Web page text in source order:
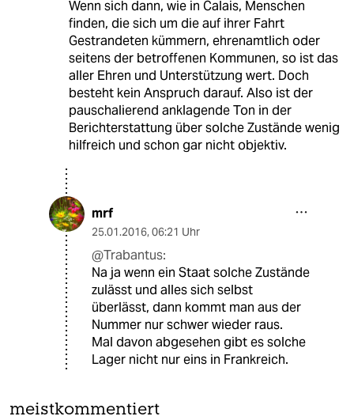
Wenn sich dann, wie in Calais, Menschen
finden, die sich um die auf ihrer Fahrt
Gestrandeten kümmern, ehrenamtlich oder
seitens der betroffenen Kommunen, so ist das
aller Ehren und Unterstützung wert. Doch
besteht kein Anspruch darauf. Also ist der
pauschalierend anklagende Ton in der
Berichterstattung über solche Zustände wenig
hilfreich und schon gar nicht objektiv.
mrf
25.01.2016, 06:21 Uhr
@Trabantus:
Na ja wenn ein Staat solche Zustände
zulässt und alles sich selbst
überlässt, dann kommt man aus der
Nummer nur schwer wieder raus.
Mal davon abgesehen gibt es solche
Lager nicht nur eins in Frankreich.
meistkommentiert